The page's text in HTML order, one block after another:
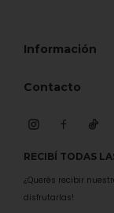
Información
Contacto
RECIBÍ TODAS
¿Querés recibir
disfrutarlas!